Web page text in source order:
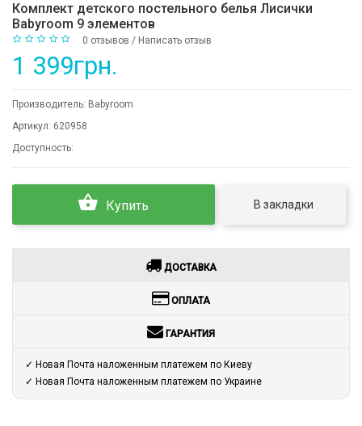
Комплект детского постельного белья Лисички
Babyroom 9 элементов
0 отзывов / Написать отзыв
1 399грн.
Производитель: Babyroom
Артикул: 620958
Доступность:
Купить В закладки
ДОСТАВКА
ОПЛАТА
ГАРАНТИЯ
✓ Новая Почта наложенным платежем по Киеву
✓ Новая Почта наложенным платежем по Украине